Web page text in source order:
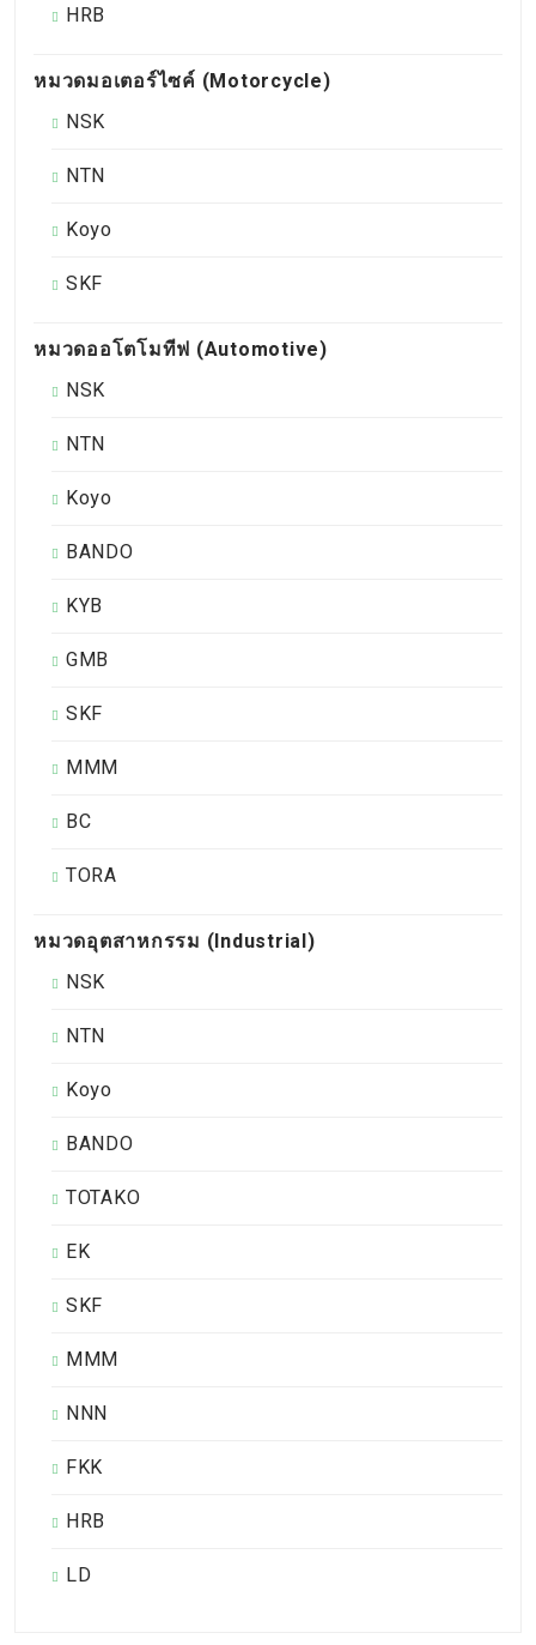
HRB
หมวดมอเตอร์ไซค์ (Motorcycle)
NSK
NTN
Koyo
SKF
หมวดออโตโมทีฟ (Automotive)
NSK
NTN
Koyo
BANDO
KYB
GMB
SKF
MMM
BC
TORA
หมวดอุตสาหกรรม (Industrial)
NSK
NTN
Koyo
BANDO
TOTAKO
EK
SKF
MMM
NNN
FKK
HRB
LD